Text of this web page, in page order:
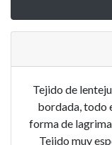
Tejido de
bordada, todo
forma de
Tejido muy